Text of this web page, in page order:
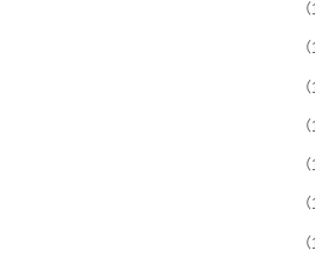
（12
（13
（14
（15
（16
（17
（18